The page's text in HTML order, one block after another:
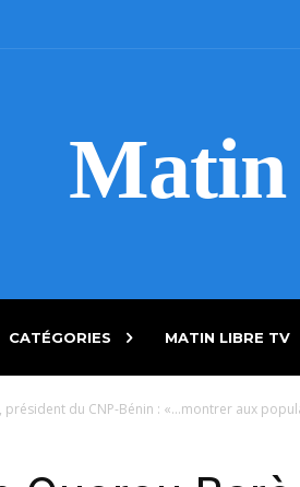
CATÉGORIES MATIN LIBRE TV
du CNP-Bénin : «…montrer aux